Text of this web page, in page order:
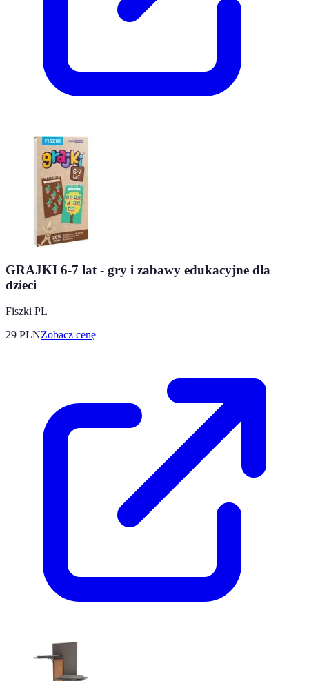
GRAJKI 6-7 lat - gry i zabawy edukacyjne dla
dzieci
Fiszki PL
29 PLNZobacz cenę